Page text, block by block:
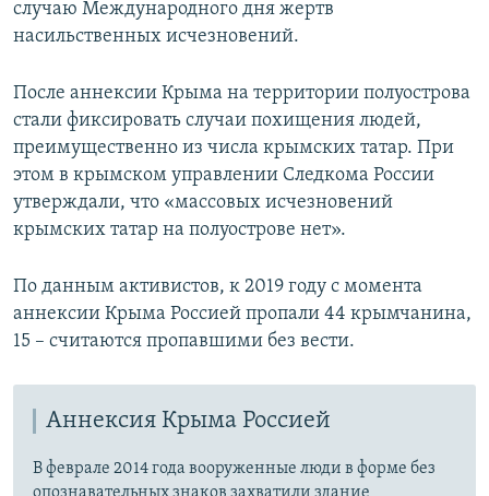
случаю Международного дня жертв
насильственных исчезновений.
После аннексии Крыма на территории полуострова
стали фиксировать случаи похищения людей,
преимущественно из числа крымских татар. При
этом в крымском управлении Следкома России
утверждали, что «массовых исчезновений
крымских татар на полуострове нет».
По данным активистов, к 2019 году с момента
аннексии Крыма Россией пропали 44 крымчанина,
15 – считаются пропавшими без вести.
Аннексия Крыма Россией
В феврале 2014 года вооруженные люди в форме без
опознавательных знаков захватили здание